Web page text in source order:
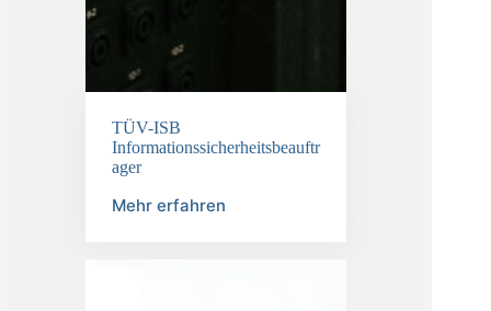
TÜV-ISB
Informationssicherheitsbeauftr